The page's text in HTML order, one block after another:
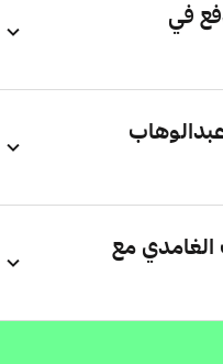
في
الغامدي مع